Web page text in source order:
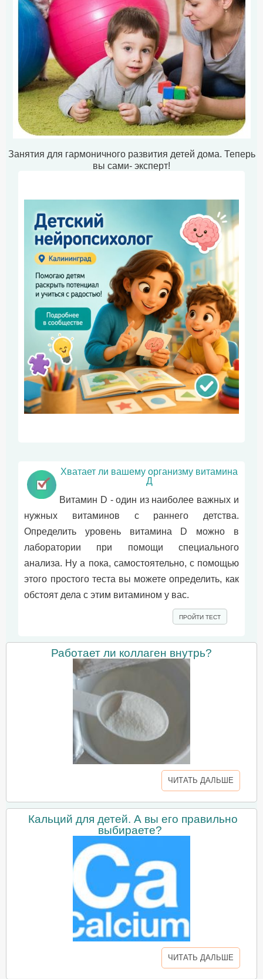
Занятия для гармоничного развития детей дома. Теперь
вы сами- эксперт!
Хватает ли вашему организму витамина
Д
Витамин D - один из наиболее важных и
нужных витаминов с раннего детства.
Определить уровень витамина D можно в
лаборатории при помощи специального
анализа. Ну а пока, самостоятельно, c помощью
этого простого теста вы можете определить, как
обстоят дела с этим витамином у вас.
ПРОЙТИ ТЕСТ
Работает ли коллаген внутрь?
ЧИТАТЬ ДАЛЬШЕ
Кальций для детей. А вы его правильно
выбираете?
ЧИТАТЬ ДАЛЬШЕ